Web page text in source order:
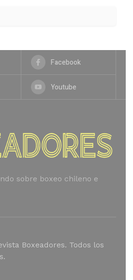
Facebook
Youtube
sobre boxeo chileno e
Boxeadores. Todos los